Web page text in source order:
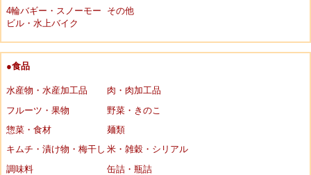
4輪バギー・スノーモー
ビル・水上バイク
その他
●食品
水産物・水産加工品
肉・肉加工品
フルーツ・果物
野菜・きのこ
惣菜・食材
麺類
キムチ・漬け物・梅干し 米・雑穀・シリアル
調味料
缶詰・瓶詰